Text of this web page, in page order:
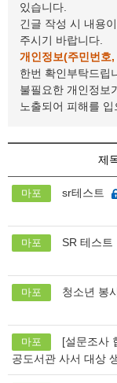
있습니다.
긴글 작성 시 내용
주시기 바랍니다.
개인정보(주민번호
한번 확인부탁드립
불필요한 개인정보
노출되어 피해를 입
제
마포 sr테스트
마포 SR 테스트
마포 청소년 봉
마포
공도서관 사서 대상
현황 조사